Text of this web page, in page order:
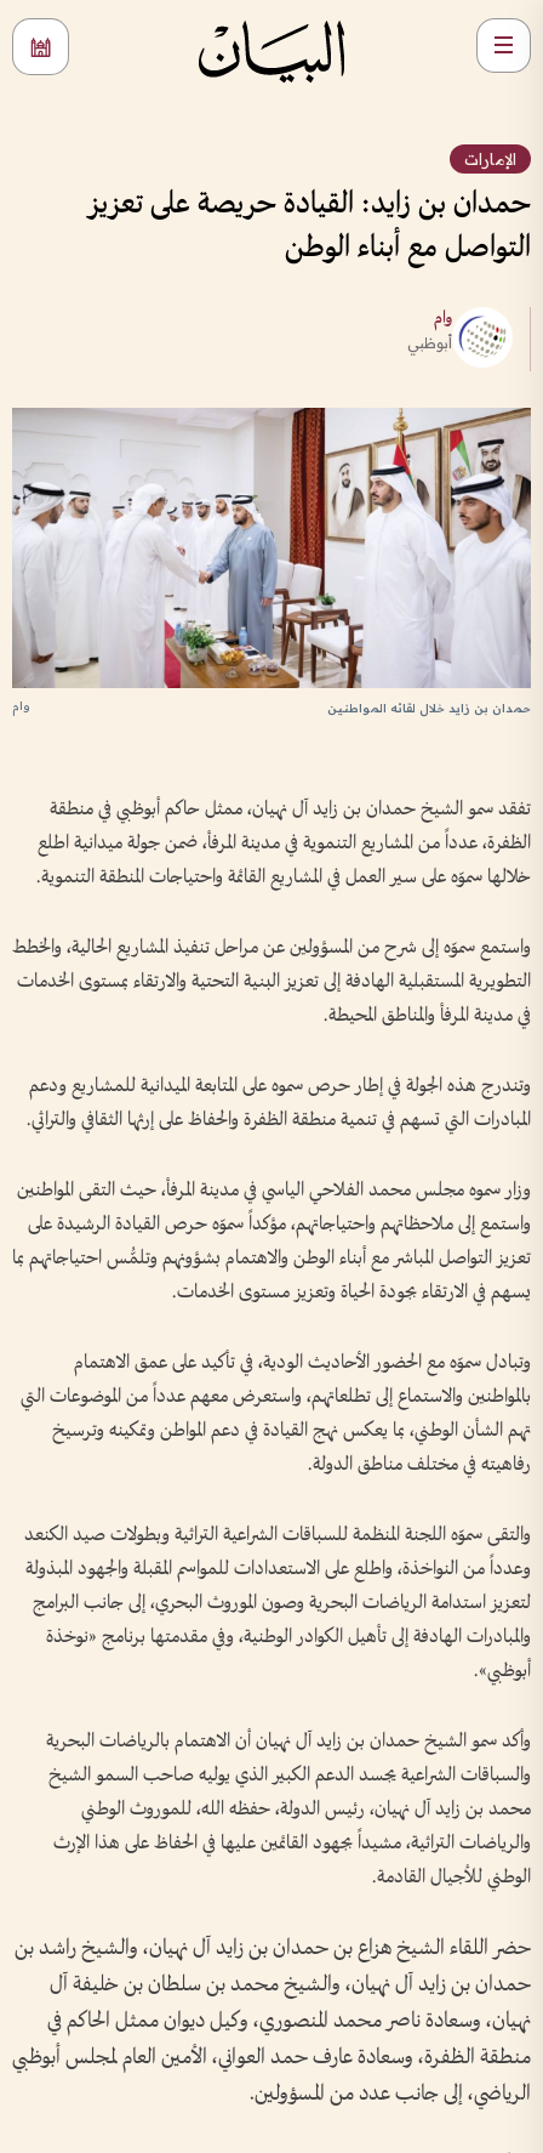
الإمارات
حمدان بن زايد: القيادة حريصة على تعزيز
التواصل مع أبناء الوطن
وام
أبوظبي
وام حمدان بن زايد خلال لقائه المواطنين
تفقد سمو الشيخ حمدان بن زايد آل نهيان، ممثل حاكم أبوظبي في منطقة
الظفرة، عدداً من المشاريع التنموية في مدينة المرفأ، ضمن جولة ميدانية اطلع
خلالها سموّه على سير العمل في المشاريع القائمة واحتياجات المنطقة التنموية.
واستمع سموّه إلى شرح من المسؤولين عن مراحل تنفيذ المشاريع الحالية، والخطط
التطويرية المستقبلية الهادفة إلى تعزيز البنية التحتية والارتقاء بمستوى الخدمات
في مدينة المرفأ والمناطق المحيطة.
وتندرج هذه الجولة في إطار حرص سموه على المتابعة الميدانية للمشاريع ودعم
المبادرات التي تسهم في تنمية منطقة الظفرة والحفاظ على إرثها الثقافي والتراثي.
وزار سموه مجلس محمد الفلاحي الياسي في مدينة المرفأ، حيث التقى المواطنين
واستمع إلى ملاحظاتهم واحتياجاتهم، مؤكداً سموّه حرص القيادة الرشيدة على
تعزيز التواصل المباشر مع أبناء الوطن والاهتمام بشؤونهم وتلمُّس احتياجاتهم بما
يسهم في الارتقاء بجودة الحياة وتعزيز مستوى الخدمات.
وتبادل سموّه مع الحضور الأحاديث الودية، في تأكيد على عمق الاهتمام
بالمواطنين والاستماع إلى تطلعاتهم، واستعرض معهم عدداً من الموضوعات التي
تهم الشأن الوطني، بما يعكس نهج القيادة في دعم المواطن وتمكينه وترسيخ
رفاهيته في مختلف مناطق الدولة.
والتقى سموّه اللجنة المنظمة للسباقات الشراعية التراثية وبطولات صيد الكنعد
وعدداً من النواخذة، واطلع على الاستعدادات للمواسم المقبلة والجهود المبذولة
لتعزيز استدامة الرياضات البحرية وصون الموروث البحري، إلى جانب البرامج
والمبادرات الهادفة إلى تأهيل الكوادر الوطنية، وفي مقدمتها برنامج «نوخذة
أبوظبي».
وأكد سمو الشيخ حمدان بن زايد آل نهيان أن الاهتمام بالرياضات البحرية
والسباقات الشراعية يجسد الدعم الكبير الذي يوليه صاحب السمو الشيخ
محمد بن زايد آل نهيان، رئيس الدولة، حفظه الله، للموروث الوطني
والرياضات التراثية، مشيداً بجهود القائمين عليها في الحفاظ على هذا الإرث
الوطني للأجيال القادمة.
حضر اللقاء الشيخ هزاع بن حمدان بن زايد آل نهيان، والشيخ راشد بن
حمدان بن زايد آل نهيان، والشيخ محمد بن سلطان بن خليفة آل
نهيان، وسعادة ناصر محمد المنصوري، وكيل ديوان ممثل الحاكم في
منطقة الظفرة، وسعادة عارف حمد العواني، الأمين العام لمجلس أبوظبي
الرياضي، إلى جانب عدد من المسؤولين.